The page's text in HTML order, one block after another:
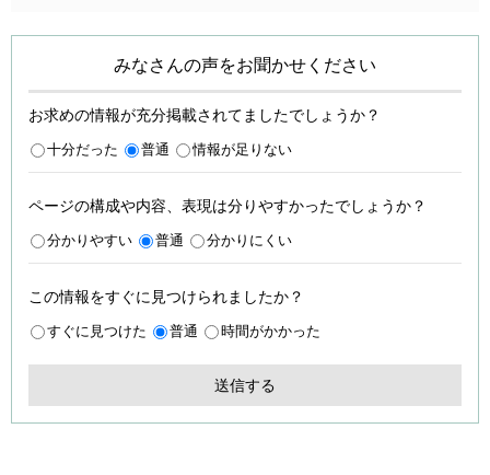
みなさんの声をお聞かせください
お求めの情報が充分掲載されてましたでしょうか？
十分だった 普通 情報が足りない
ページの構成や内容、表現は分りやすかったでしょうか？
分かりやすい 普通 分かりにくい
この情報をすぐに見つけられましたか？
すぐに見つけた 普通 時間がかかった